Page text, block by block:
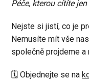
Péče, kterou cítíte
Nejste si jistí, co je
Nemusíte mít vše
společně projdeme a
🗓 Objednejte se na